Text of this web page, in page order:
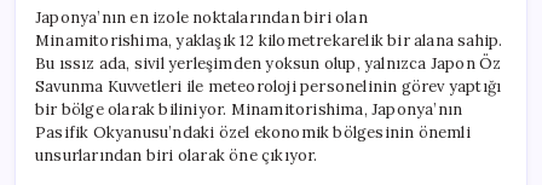
Rezerv
Bulundu
için
Japonya’nın en izole noktalarından biri olan
Minamitorishima, yaklaşık 12 kilometrekarelik bir alana sahip.
Bu ıssız ada, sivil yerleşimden yoksun olup, yalnızca Japon Öz
Savunma Kuvvetleri ile meteoroloji personelinin görev yaptığı
bir bölge olarak biliniyor. Minamitorishima, Japonya’nın
Pasifik Okyanusu’ndaki özel ekonomik bölgesinin önemli
unsurlarından biri olarak öne çıkıyor.